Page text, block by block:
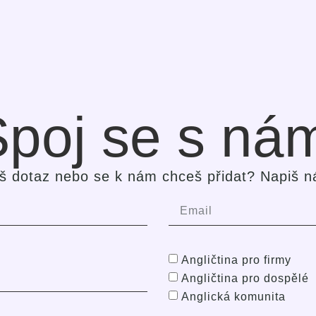
se s
dotaz nebo se k nám chceš přidat? Napiš
Angličtina pro firmy
Angličtina pro dospělé
Anglická komunita